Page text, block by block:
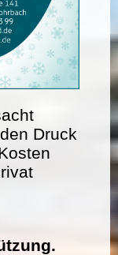
Druck